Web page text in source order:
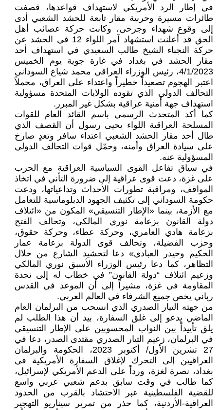
في إطار الرد الأمريكي لاستهداف قواعدها، قصفت
طائرات مسيرة وحربية مقار تابعة للحشد الشعبي أدى
إلى وقوع شهداء وجرحى، وكانت حركة عصائب أهل
الحق قد أعلنت استشهاد آمر اللواء 12 في الحشد عن
حركة النجباء الشيخ طالب السعيدي في استهداف أحد
مقار الحشد في بغداد في غارة جوية يوم الخميس
4/1/2023، رئيس الوزراء العراقي محمد شياع السوداني
اعتبر الهجوم تصعيداً خطيراً واعتداء على العراق، محملاً
التحالف الدولي الذي تقوده الولايات المتحدة مسؤولية
استهداف جهة أمنية عراقية بشكل غير المبرر.
كما أكد المتحدث الرسمي باسم القائد العام للقوات
المسلحة العراقية اللواء يحيى رسول أن القصف الذي
طال أحد مقار الحشد الشعبي اعتداء سافر وتعدٍ صارخ
على سيادة العراق وأمنه، وحمّل قوات التحالف الدولي
المسؤولية عنه.
في سياق تفاعل القوى السياسية العراقية مع الحرب
على غزة، دعت قوى عراقية إلى ضرورة التأني في اتخاذ
المواقف، ومراقبة تطورات الأحداث وتداعياتها، ودعت
حكومة السوداني إلى تكثيف الجهود الدبلوماسية للتعامل
مع الأزمة، بينما «الإطار التنسيقي» المكون من «ائتلاف
دولة القانون بزعامة نوري المالكي، وتحالف الفتح
بزعامة هادي العامري، وحركة عطاء، وحركة حقوق،
وحزب الفضيلة، وتحالف قوى الدولة بزعامة عمار
الحكيم وحيدر العبادي» دعا لتحشيد الشارع من خلال
التظاهر، كما دعا رئيس الوزراء الأسبق نوري المالكي
وزعيم ائتلاف “دولة القانون” في خطاب له إلى نجدة
المقاومة في غزة، مشيراً إلى أن الموعد في القدس
رباني يخص جميع الشرفاء في العالم العربي.
من جهته التيار الصدري الذي انسحب من البرلمان العام
الماضي يدعو إلى غلق السفارة، بيد أن هذا الطلب لم
يلق تأييداً بين النواب المحسوبين على الإطار التنسيقي
في البرلمان، زعيم التيار الصدري مقتدى الصدر، دعا في
27 تشرين الأول/ أكتوبر 2023، الحكومة والبرلمان
العراقيين إلى التحرك لإغلاق السفارة الأمريكية في
بغداد، نصرة لغزة، ورداً على الدعم الأمريكي لإسرائيل،
كما طالب في وقت سابق بدعم شعبي عربي واسع
للقضية الفلسطينية عبر الاحتشاد بالقرب من الحدود
العراقية-الأردنية، كما حذر من تمرير سيناريو التهجير